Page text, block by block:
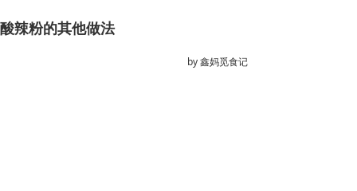
酸辣粉的其他做法
by鑫妈觅食记